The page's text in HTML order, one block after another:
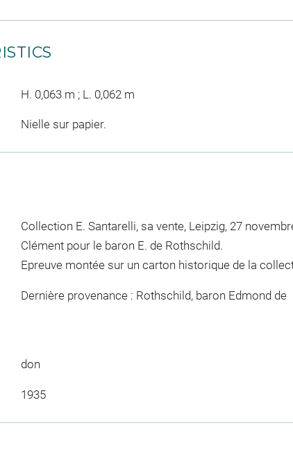
H. 0,063 m ; L. 0,062 m
Nielle sur papier.
Collection E. Santarelli, sa vente, Leipzig, 27
Clément pour le baron E. de Rothschild.
Epreuve montée sur un carton historique de la
Dernière provenance : Rothschild, baron Edmond de
don
1935